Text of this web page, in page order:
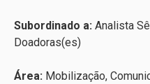
Subordinado a: Analista
Doadoras(es)
Área: Mobilização,